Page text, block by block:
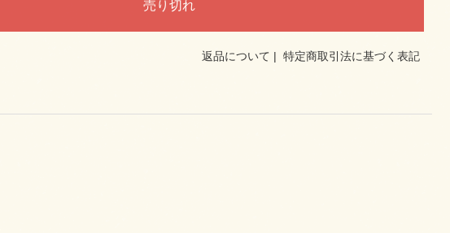
返品について | 特定商取引法に基づく表記